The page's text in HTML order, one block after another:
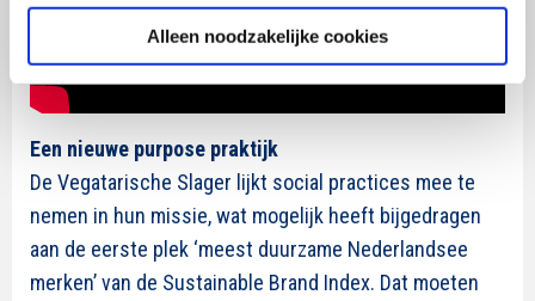
Alleen noodzakelijke cookies
Een nieuwe purpose praktijk
De Vegatarische Slager lijkt social practices mee te
nemen in hun missie, wat mogelijk heeft bijgedragen
aan de eerste plek ‘meest duurzame Nederlandsee
merken’ van de Sustainable Brand Index. Dat moeten